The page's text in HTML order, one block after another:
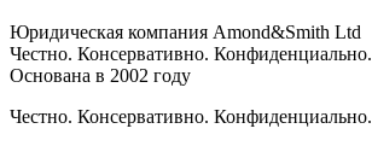
Юридическая компания Amond&Smith Ltd
Честно. Консервативно. Конфиденциально.
Основана в 2002 году
Честно. Консервативно. Конфиденциально.